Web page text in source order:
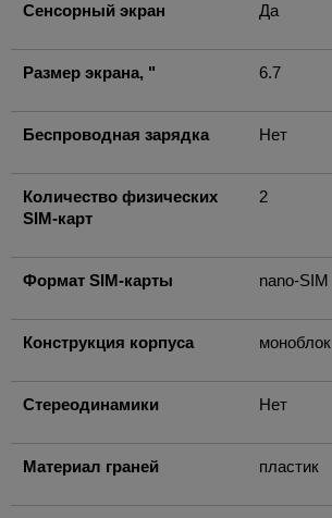
Сенсорный экран Да
Размер экрана, " 6.7
Беспроводная зарядка Нет
Количество физических
SIM-карт
2
Формат SIM-карты nano-SIM
Конструкция корпуса моноблок
Стереодинамики Нет
Материал граней пластик